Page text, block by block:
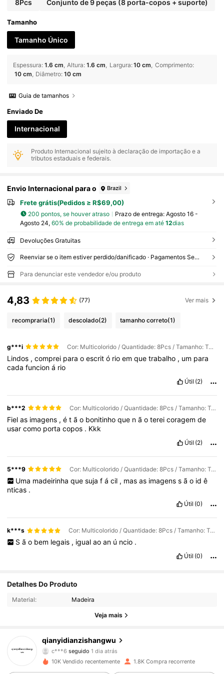
8Pcs Conjunto de 9 peças (8 porta-copos + suporte)
Tamanho
Tamanho Único
Espessura: 1.6 cm Altura: 1.6 cm Largura:10 cm Comprimento:
10 cm Diâmetro: 10 cm
Guia de tamanhos
Enviado De
Internacional
Produto Internacional sujeito à declaração de importação e a
tributos estaduais e federais.
Envio Internacional para o Brazil
Frete grátis(Pedidos ≥ R$69,00)
200 pontos, se houver atraso Prazo de entrega: Agosto 16 -
Agosto 24, 60% de probabilidade de entrega em até 12dias
Devoluções Gratuitas
Reenviar se o item estiver perdido/danificado · Pagamentos Seguros · Proteção de privacidade
Para denunciar este vendedor e/ou produto
4,83 (77) Ver mais
recompraria(1) descolado(2) tamanho correto(1)
g***i Cor: Multicolorido / Quantidade: 8Pcs / Tamanho: Tamanho Único
Lindos ,comprei paraoescritó rioemquetrabalho , um para
cadafuncioná rio
Útil (2)
b***2 Cor: Multicolorido / Quantidade: 8Pcs / Tamanho: Tamanho Único
Fielas imagens ,étão bonitinhoque nãotereicoragemde
usarcomo portacopos . Kkk
Útil (2)
5***9 Cor: Multicolorido / Quantidade: 8Pcs / Tamanho: Tamanho Único
Uma madeirinha que suja f á cil , mas as imagens s ã o id ê
nticas .
Útil (0)
k***s Cor: Multicolorido / Quantidade: 8Pcs / Tamanho: Tamanho Único
S ã o bem legais , igual ao an ú ncio .
Útil (0)
Detalhes Do Produto
Material: Madeira
Veja mais
qianyidianzishangwu
254 Seguidores
4,87 254 Seguidores
10K Vendido recentemente 1.8K Compra recorrente